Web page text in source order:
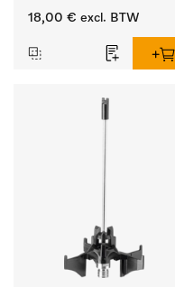
lengte 90 mm, 1 stuk
18,00 € excl. BTW